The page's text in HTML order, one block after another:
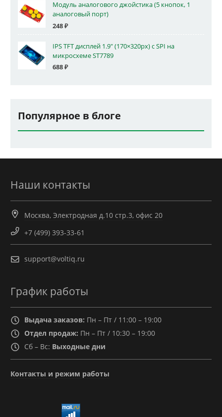
Модуль аналогового джойстика (5 кнопок, 1
аналоговый порт)
248₽
IPS TFT дисплей 1.9" (170×320px) с SPI на
микросхеме ST7789
688₽
Популярное в блоге
Наши контакты
Москва, Электродная д.10 стр.3, офис 20
+7 (499) 393-33-61
support@voltiq.ru
График работы
Выдача заказов: Пн – Пт / 11:00 – 19:00
Отдел продаж: Пн – Пт / 10:30 – 19:00
Сб – Вс: Выходные дни
Контакты и режим работы